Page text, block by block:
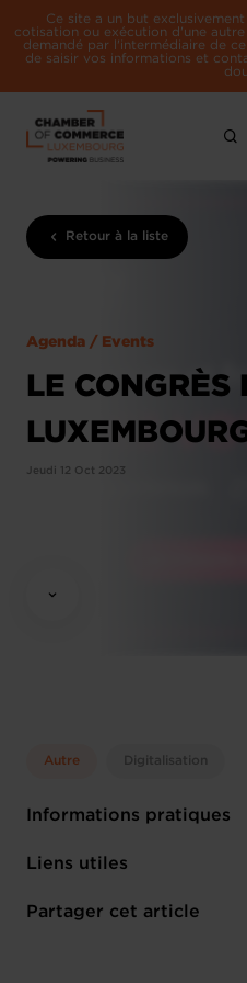
Ce site a un but
cotisation ou exécution d'une
demandé par l'intermédiaire de
de saisir vos informations et
Retour à la liste
Agenda / Events
LE CONGRÈS
Jeudi 12 Oct 2023
Autre Digitalisation
Informations pratiques
Jeudi 12 Oct 2023
Chambre de Commerce
Liens utiles
M'inscrire
Partager cet article